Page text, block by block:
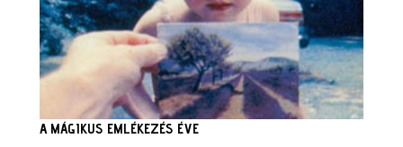
A MÁGIKUS EMLÉKEZÉS ÉVE